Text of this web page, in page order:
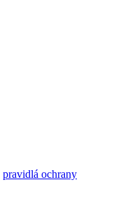
pravidlá ochrany